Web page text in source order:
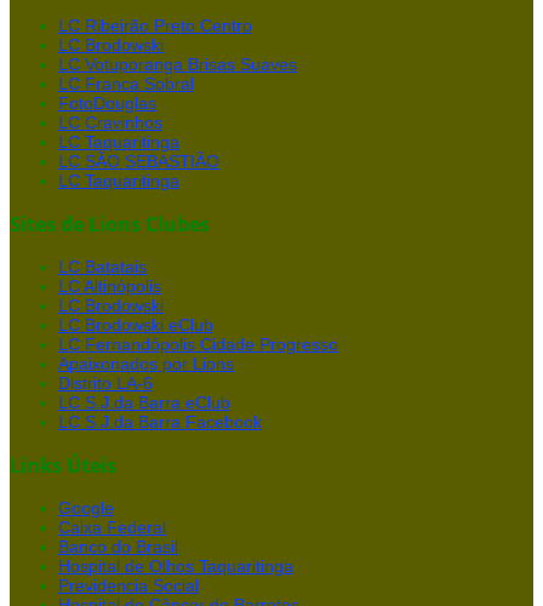
LC Ribeirão Preto Centro
LC Brodowski
LC Votuporanga Brisas Suaves
LC Franca Sobral
FotoDouglas
LC Cravinhos
LC Taquaritinga
LC SÃO SEBASTIÃO
LC Taquaritinga
Sites de Lions Clubes
LC Batatais
LC Altinópolis
LC Brodowski
LC Brodowski eClub
LC Fernandópolis Cidade Progresso
Apaixonados por Lions
Distrito LA-6
LC S.J.da Barra eClub
LC S.J.da Barra Facebook
Links Úteis
Google
Caixa Federal
Banco do Brasil
Hospital de Olhos Taquaritinga
Previdencia Social